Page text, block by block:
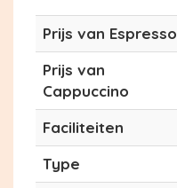
Prijs van Espresso
Prijs van
Cappuccino
Faciliteiten
Type